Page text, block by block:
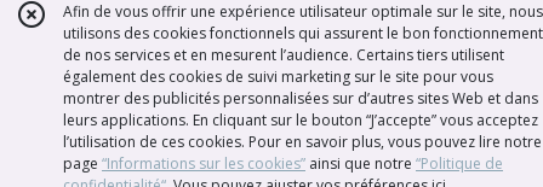
Afin de vous offrir une expérience utilisateur optimale sur le site, nous
utilisons des cookies fonctionnels qui assurent le bon fonctionnement
de nos services et en mesurent l’audience. Certains tiers utilisent
également des cookies de suivi marketing sur le site pour vous
montrer des publicités personnalisées sur d’autres sites Web et dans
leurs applications. En cliquant sur le bouton “J’accepte” vous acceptez
l’utilisation de ces cookies. Pour en savoir plus, vous pouvez lire notre
page “Informations sur les cookies” ainsi que notre “Politique de